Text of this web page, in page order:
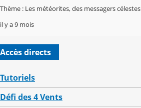
Thème : Les météorites, des messagers célestes
il y a 9 mois
Accès directs
Tutoriels
Défi des 4 Vents